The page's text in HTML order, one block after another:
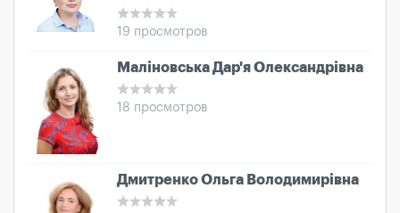
19 просмотров
Маліновська Дар'я Олександрівна
18 просмотров
Дмитренко Ольга Володимирівна